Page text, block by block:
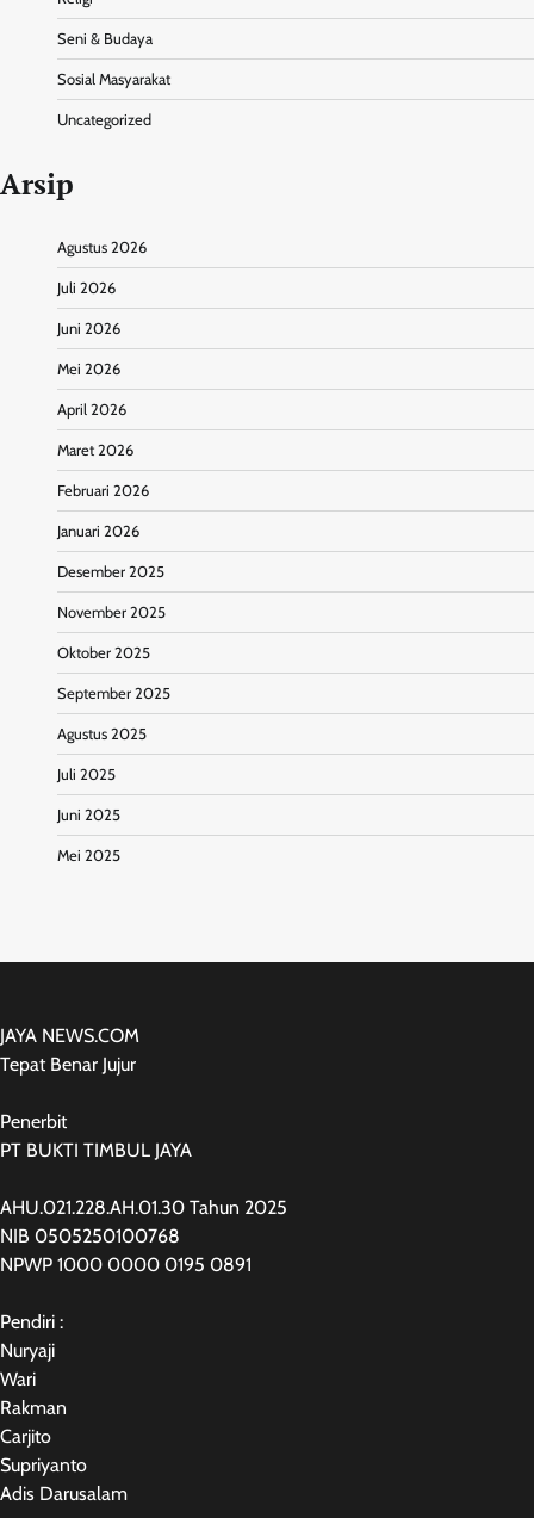
Seni & Budaya
Sosial Masyarakat
Uncategorized
Arsip
Agustus 2026
Juli 2026
Juni 2026
Mei 2026
April 2026
Maret 2026
Februari 2026
Januari 2026
Desember 2025
November 2025
Oktober 2025
September 2025
Agustus 2025
Juli 2025
Juni 2025
Mei 2025
JAYA NEWS.COM
Tepat Benar Jujur
Penerbit
PT BUKTI TIMBUL JAYA
AHU.021.228.AH.01.30 Tahun 2025
NIB 0505250100768
NPWP 1000 0000 0195 0891
Pendiri :
Nuryaji
Wari
Rakman
Carjito
Supriyanto
Adis Darusalam